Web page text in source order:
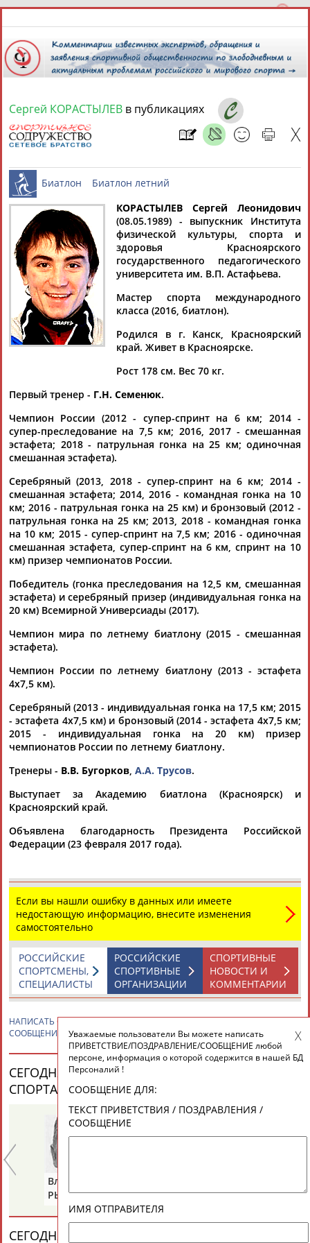
7 августа 2026 года,
СПОРТСМЕНЫ, ТРЕНЕРЫ И СПЕЦИАЛИСТЫ
Найдено: 13181персон Расширенный поиск
Аслаудин
АБАЕВ
Елена
АБАИМОВА
АБАКУМОВА
АБАЛАКИНА
Тамилла
Рамазан
Флюра
БУЛАТОВА
Татьяна
АББЯСОВА
Артур
Каримжан
АБДРАХМАНОВ
Аделя
АБДРАХМАНОВА
Андрей
АБДУВАЛИЕВ
Герман
АБДУЛАЕВ
Рамазан
АБДУЛАЕВ
Тагир
АБДУЛАЕВ
Загалав
Камалудин
АБДУЛДАУДОВ
Абдула
АБДУЛЖАЛИЛОВ
Магомед
АБДУЛКАГИРОВ
Назир
АБДУЛЛАЕВ
24 персон из 13181
ЕЩЁ ПЕРСОНЫ
ТАБЛО АКТИВНОСТИ
ЦЕЛИ ПРОЕКТА КОНТАКТЫ
Вопросы сотрудничества и совместной деятельности
© Стадион, 1998-2026
Адресов в новостной рассылке: 996
Сергей КОРАСТЫЛЕВ в публикациях
Биатлон Биатлон летний
КОРАСТЫЛЕВ Сергей Леонидович
(08.05.1989) - выпускник Института
физической культуры, спорта и
здоровья Красноярского
государственного педагогического
университета им. В.П. Астафьева.
Мастер спорта международного
класса (2016, биатлон).
Родился в г. Канск, Красноярский
край. Живет в Красноярске.
Рост 178 см. Вес 70 кг.
Первый тренер - Г.Н. Семенюк.
Чемпион России (2012 - супер-спринт на 6 км; 2014 -
супер-преследование на 7,5 км; 2016, 2017 - смешанная
эстафета; 2018 - патрульная гонка на 25 км; одиночная
смешанная эстафета).
Серебряный (2013, 2018 - супер-спринт на 6 км; 2014 -
смешанная эстафета; 2014, 2016 - командная гонка на 10
км; 2016 - патрульная гонка на 25 км) и бронзовый (2012 -
патрульная гонка на 25 км; 2013, 2018 - командная гонка
на 10 км; 2015 - супер-спринт на 7,5 км; 2016 - одиночная
смешанная эстафета, супер-спринт на 6 км, спринт на 10
км) призер чемпионатов России.
Победитель (гонка преследования на 12,5 км, смешанная
эстафета) и серебряный призер (индивидуальная гонка на
20 км) Всемирной Универсиады (2017).
Чемпион мира по летнему биатлону (2015 - смешанная
эстафета).
Чемпион России по летнему биатлону (2013 - эстафета
4х7,5 км).
Серебряный (2013 - индивидуальная гонка на 17,5 км; 2015
- эстафета 4х7,5 км) и бронзовый (2014 - эстафета 4х7,5 км;
2015 - индивидуальная гонка на 20 км) призер
чемпионатов России по летнему биатлону.
Тренеры - В.В. Бугорков, А.А. Трусов.
Выступает за Академию биатлона (Красноярск) и
Красноярский край.
Объявлена благодарность Президента Российской
Федерации (23 февраля 2017 года).
Если вы нашли ошибку в данных или имеете
недостающую информацию, внесите изменения
самостоятельно
СПОРТИВНЫЕ
НОВОСТИ И
КОММЕНТАРИИ
РОССИЙСКИЕ
СПОРТИВНЫЕ
ОРГАНИЗАЦИИ
РОССИЙСКИЕ
СПОРТСМЕНЫ,
СПЕЦИАЛИСТЫ
НАПИСАТЬ Сергей КОРАСТЫЛЕВПРИВЕТСТВИЕ / ПОЗДРАВЛЕНИЕ /
СООБЩЕНИЕ
СЕГОДНЯ ДЕНЬ РОЖДЕНИЯ У ПЕРСОН ИЗ МИРА
СПОРТА (33 ПЕРСОНАЛИЙ)
Владимир
РЫБАКОВ
ДИТЯТИН
СЕГОДНЯ ДЕНЬ ПАМЯТИ У ПЕРСОН ИЗ МИРА
Уважаемые пользователи Вы можете написать
ПРИВЕТСТВИЕ/ПОЗДРАВЛЕНИЕ/СООБЩЕНИЕ любой
персоне, информация о которой содержится в нашей БД
Персоналий !
СООБЩЕНИЕ ДЛЯ:
ТЕКСТ ПРИВЕТСТВИЯ / ПОЗДРАВЛЕНИЯ /
СООБЩЕНИЕ
ИМЯ ОТПРАВИТЕЛЯ